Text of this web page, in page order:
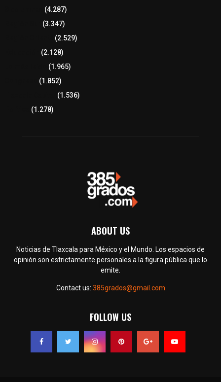
(4.287)
(3.347)
(2.529)
(2.128)
(1.965)
(1.852)
(1.536)
(1.278)
ABOUT US
Noticias de Tlaxcala para México y el Mundo. Los espacios de
opinión son estrictamente personales a la figura pública que lo
emite.
Contact us: 385grados@gmail.com
FOLLOW US